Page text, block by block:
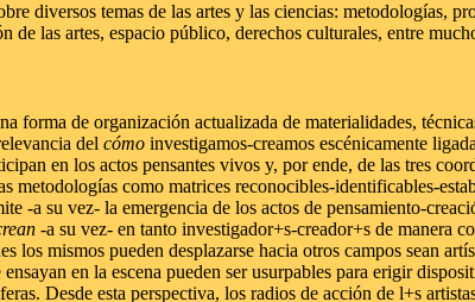
diversos temas de las artes y las ciencias: metodologías,
las artes, espacio público, derechos culturales, entre
de organización actualizada de materialidades,
del cómo investigamos-creamos escénicamente
en los actos pensantes vivos y, por ende, de las tres
como matrices reconocibles-identificables-
a su vez- la emergencia de los actos de pensamiento-
-a su vez- en tanto investigador+s-creador+s de manera
mismos pueden desplazarse hacia otros campos sean
en la escena pueden ser usurpables para erigir
Desde esta perspectiva, los radios de acción de l+s